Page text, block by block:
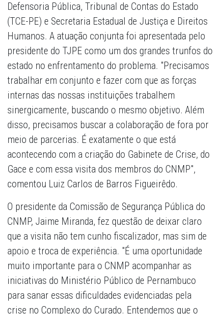
Defensoria Pública, Tribunal de Contas do Estado
(TCE-PE) e Secretaria Estadual de Justiça e Direitos
Humanos. A atuação conjunta foi apresentada pelo
presidente do TJPE como um dos grandes trunfos do
estado no enfrentamento do problema. "Precisamos
trabalhar em conjunto e fazer com que as forças
internas das nossas instituições trabalhem
sinergicamente, buscando o mesmo objetivo. Além
disso, precisamos buscar a colaboração de fora por
meio de parcerias. É exatamente o que está
acontecendo com a criação do Gabinete de Crise, do
Gace e com essa visita dos membros do CNMP",
comentou Luiz Carlos de Barros Figueirêdo.
O presidente da Comissão de Segurança Pública do
CNMP, Jaime Miranda, fez questão de deixar claro
que a visita não tem cunho fiscalizador, mas sim de
apoio e troca de experiência. "É uma oportunidade
muito importante para o CNMP acompanhar as
iniciativas do Ministério Público de Pernambuco
para sanar essas dificuldades evidenciadas pela
crise no Complexo do Curado. Entendemos que o